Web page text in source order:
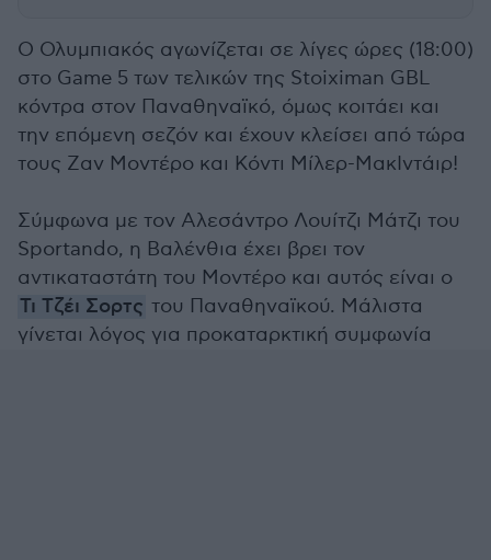
Ο Ολυμπιακός αγωνίζεται σε λίγες ώρες (18:00)
στο Game 5 των τελικών της Stoiximan GBL
κόντρα στον Παναθηναϊκό, όμως κοιτάει και
την επόμενη σεζόν και έχουν κλείσει από τώρα
τους Ζαν Μοντέρο και Κόντι Μίλερ-ΜακΙντάιρ!
Σύμφωνα με τον Αλεσάντρο Λουίτζι Μάτζι του
Sportando, η Βαλένθια έχει βρει τον
αντικαταστάτη του Μοντέρο και αυτός είναι ο
Τι Τζέι Σορτς του Παναθηναϊκού. Μάλιστα
γίνεται λόγος για προκαταρκτική συμφωνία